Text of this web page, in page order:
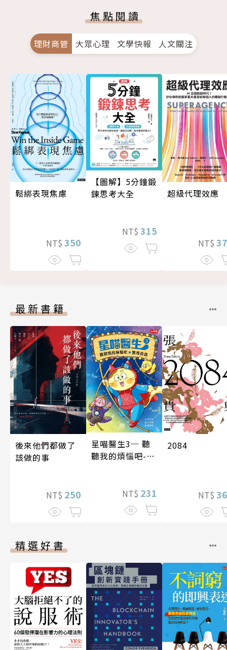
焦點閱讀
理財商管 大眾心理 文學快報 人文關注
鬆綁表現焦慮
NT$ 350
【圖解】5分鐘鍛
鍊思考大全
NT$ 315
超級代理效應
NT$
最新書籍
後來他們都做了
該做的事
NT$ 250
星喵醫生3─ 聽
聽我的煩惱吧-實
NT$ 231
2084
NT$
精選好書